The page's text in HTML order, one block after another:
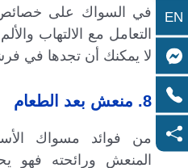
في السواك على
التعامل مع الالتهاب
لا يمكنك أن تجدها في
8. منعش بعد الطعام
من فوائد مسواك
المنعش ورائحته فهو
EN